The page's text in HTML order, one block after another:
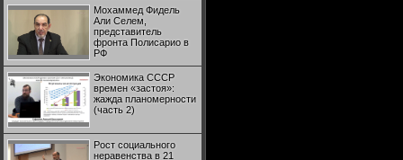
Мохаммед Фидель
Али Селем,
представитель
фронта Полисарио в
РФ
Экономика СССР
времен «застоя»:
жажда планомерности
(часть 2)
Рост социального
неравенства в 21